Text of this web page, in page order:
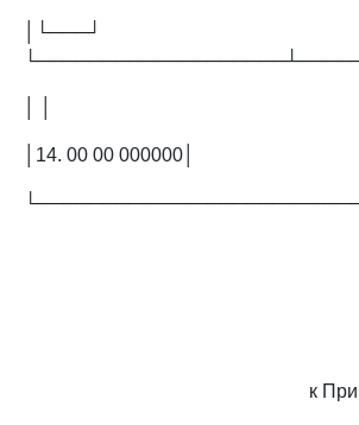
│└───┘
│14. 00 00 000000│
к